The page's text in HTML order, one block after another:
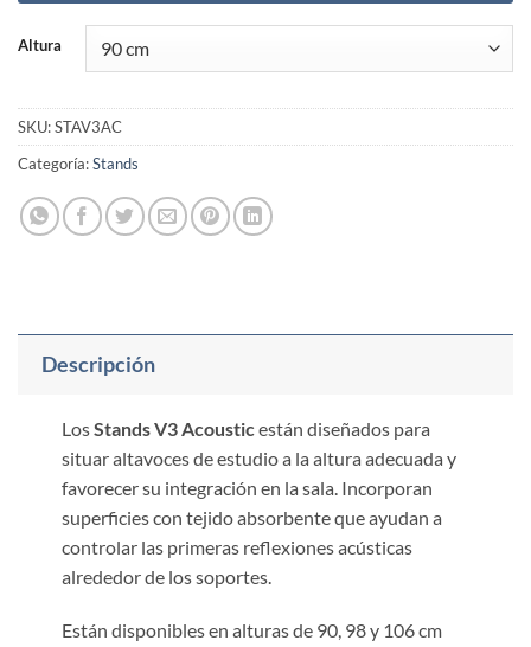
Altura
SKU:STAV3AC
Categoría:Stands
Descripción
LosStands V3 Acoustic están diseñados para
situar altavoces de estudio a la altura adecuada y
favorecer su integración en la sala. Incorporan
superficies con tejido absorbente que ayudan a
controlar las primeras reflexiones acústicas
alrededor de los soportes.
Están disponibles en alturas de 90, 98 y 106 cm